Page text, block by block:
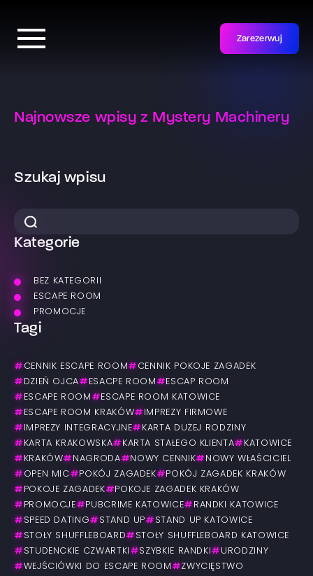
Zarezerwuj
Najnowsze wpisy z Mystery Machinery
Szukaj wpisu
Kategorie
BEZ KATEGORII
ESCAPE ROOM
PROMOCJE
Tagi
# CENNIK ESCAPE ROOM # CENNIK POKOJE ZAGADEK
# DZIEŃ OJCA# ESACPE ROOM # ESCAP ROOM
# ESCAPE ROOM # ESCAPE ROOM KATOWICE
# ESCAPE ROOM KRAKÓW# IMPREZY FIRMOWE
# IMPREZY INTEGRACYJNE# KARTA DUŻEJ RODZINY
# KARTA KRAKOWSKA# KARTA STAŁEGO KLIENTA# KATOWICE
# KRAKÓW# NAGRODA# NOWY CENNIK# NOWY WŁAŚCICIEL
# OPEN MIC# POKÓJ ZAGADEK# POKÓJ ZAGADEK KRAKÓW
# POKOJE ZAGADEK# POKOJE ZAGADEK KRAKÓW
# PROMOCJE# PUBCRIME KATOWICE# RANDKI KATOWICE
# SPEED DATING# STAND UP# STAND UP KATOWICE
# STOŁY SHUFFLEBOARD# STOŁY SHUFFLEBOARD KATOWICE
# STUDENCKIE CZWARTKI #SZYBKIE RANDKI # URODZINY
#WEJŚCIÓWKI DO ESCAPE ROOM #ZWYCIĘSTWO